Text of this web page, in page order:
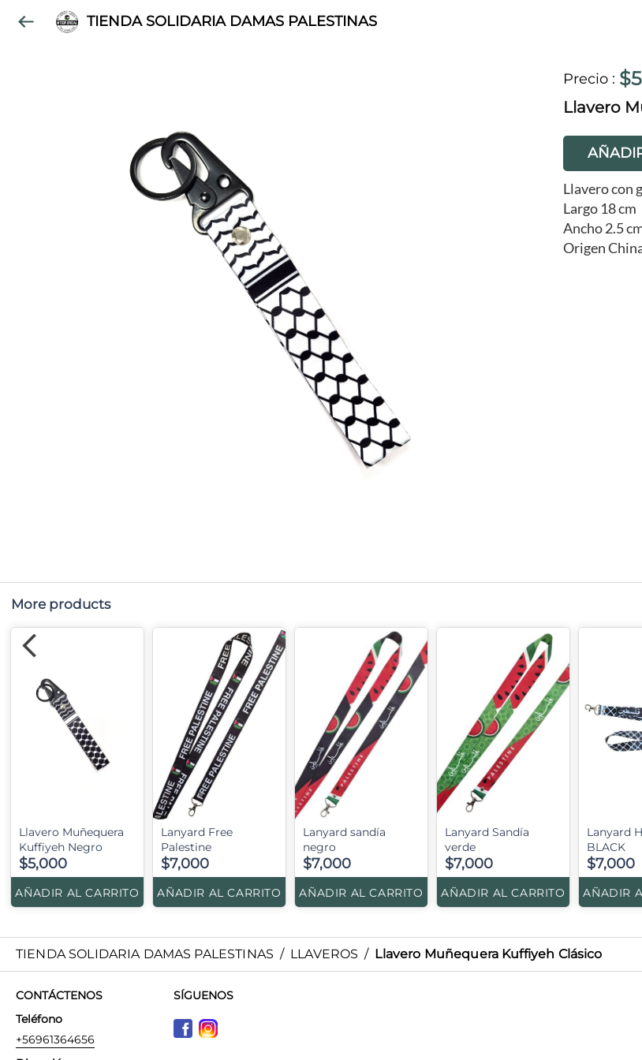
TIENDA SOLIDARIA DAMAS PALESTINAS
Precio :
Llavero
Llavero con
Largo 18 cm
Ancho 2.5
Origen
More products
Llavero Muñequera
Kuffiyeh Negro
$5,000
AÑADIR AL CARRITO
Lanyard Free
Palestine
$7,000
AÑADIR AL CARRITO
Lanyard sandía
negro
$7,000
AÑADIR AL CARRITO
Lanyard Sandía
verde
$7,000
AÑADIR AL CARRITO
Lanyard
BLACK
$7,000
AÑADIR
TIENDA SOLIDARIA DAMAS PALESTINAS / LLAVEROS / Llavero Muñequera Kuffiyeh Clásico
CONTÁCTENOS
Teléfono
+56961364656
SÍGUENOS